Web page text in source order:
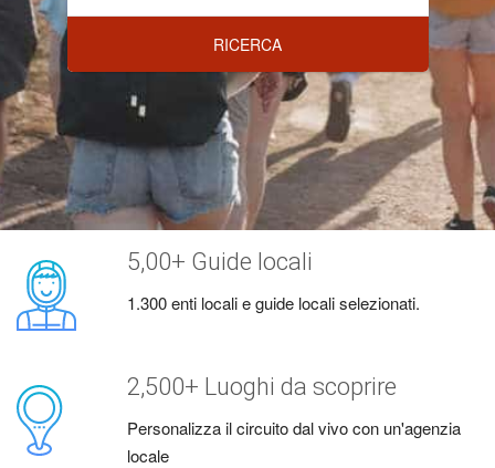
RICERCA
5,00+ Guide locali
1.300 enti locali e guide locali selezionati.
2,500+ Luoghi da scoprire
Personalizza il circuito dal vivo con un'agenzia
locale